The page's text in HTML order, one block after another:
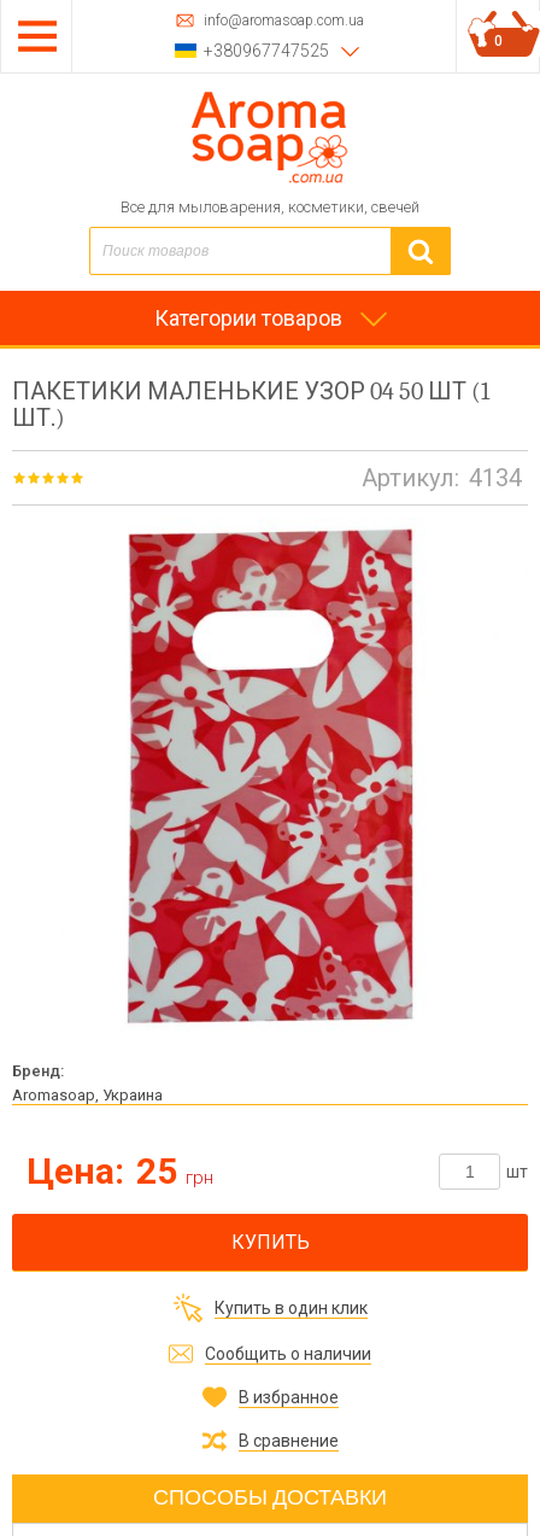
info@aromasoap.com.ua
+380967747525
Все для мыловарения, косметики, свечей
0
Категории товаров
ПАКЕТИКИ МАЛЕНЬКИЕ УЗОР 04 50 ШТ (1
ШТ.)
Артикул: 4134
Бренд:
Aromasoap, Украина
Цена: 25 грн шт
КУПИТЬ
Купить в один клик
Сообщить о наличии
В избранное
В сравнение
СПОСОБЫ ДОСТАВКИ